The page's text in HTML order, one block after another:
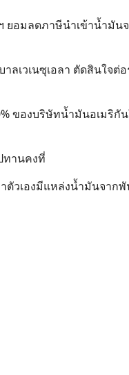
ยอมลดภาษีนำเข้าน้ำมัน
เวเนซุเอลา ตัดสินใจต่
ของบริษัทน้ำมันอเมริกั
ทานคงที่
ตัวเองมีแหล่งน้ำมันจาก